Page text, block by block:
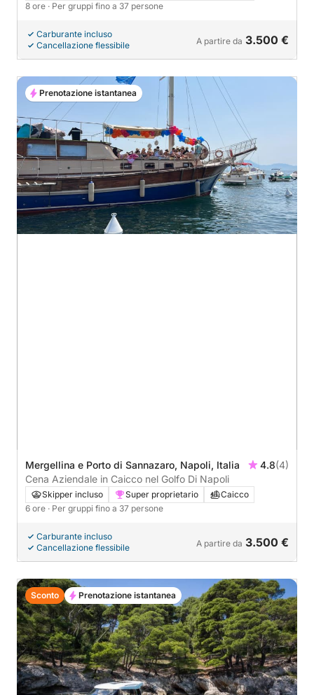
8 ore · Per gruppi fino a 37 persone
Carburante incluso
Cancellazione flessibile
A partire da 3.500 €
Mergellina e Porto di Sannazaro, Napoli, Italia 4.8(4)
Cena Aziendale in Caicco nel Golfo Di Napoli
Skipper incluso Super proprietario
Caicco
6 ore · Per gruppi fino a 37 persone
Carburante incluso
Cancellazione flessibile
A partire da 3.500 €
Prenotazione istantanea
Sconto Prenotazione istantanea